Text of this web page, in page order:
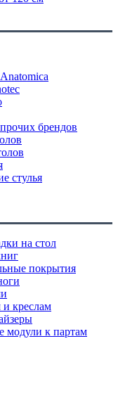
брендов
стулья
на стол
покрытия
и креслам
модули к партам